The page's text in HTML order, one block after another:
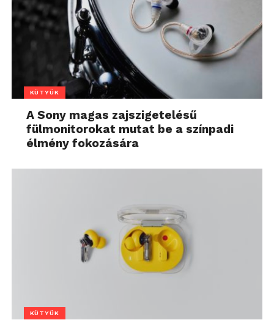
KÜTYÜK
A Sony magas zajszigetelésű
fülmonitorokat mutat be a színpadi
élmény fokozására
KÜTYÜK